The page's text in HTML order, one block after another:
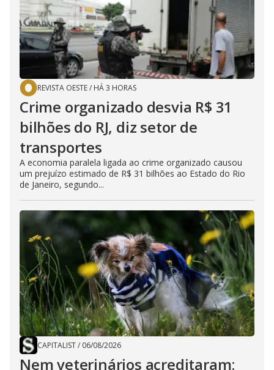
REVISTA OESTE/ HÁ 3 HORAS
Crime organizado desvia R$ 31
bilhões do RJ, diz setor de
transportes
A economia paralela ligada ao crime organizado causou
um prejuízo estimado de R$ 31 bilhões ao Estado do Rio
de Janeiro, segundo...
CAPITALIST/ 06/08/2026
Nem veterinários acreditaram: